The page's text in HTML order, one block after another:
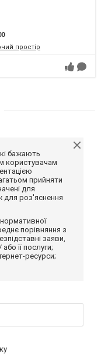
простір
бажають
користувачам
прийняти
для
для роз'яснення
порівняння з
заяви,
її послуги;
ресурси;